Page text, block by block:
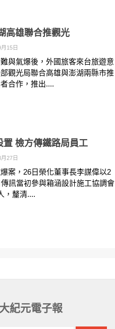
高雄聯合推觀光
15日
與氣爆後，外國旅客來台旅遊意
觀光局聯合高雄與澎湖兩縣市推
合作，推出....
置 檢方傳鐵路局員工
27日
案，26日榮化董事長李謀偉以2
訊當初參與箱涵設計施工協調會
，釐清....
紀元電子報